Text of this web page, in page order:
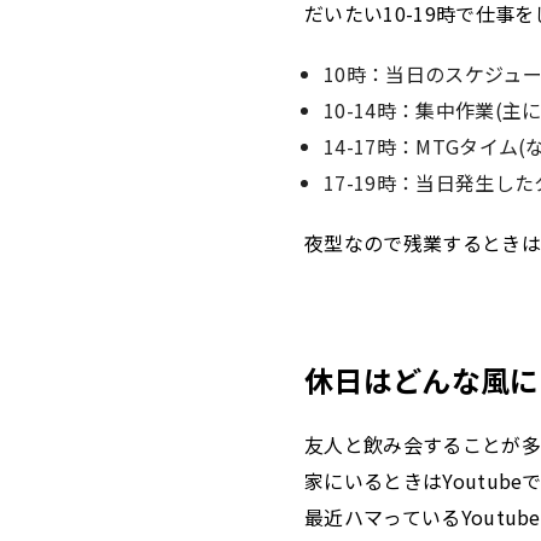
だいたい10-19時で仕事
10時：当日のスケジュ
10-14時：集中作業(主
14-17時：MTGタイム(
17-19時：当日発生し
夜型なので残業するとき
休日はどんな風
友人と飲み会することが
家にいるときはYoutube
最近ハマっている